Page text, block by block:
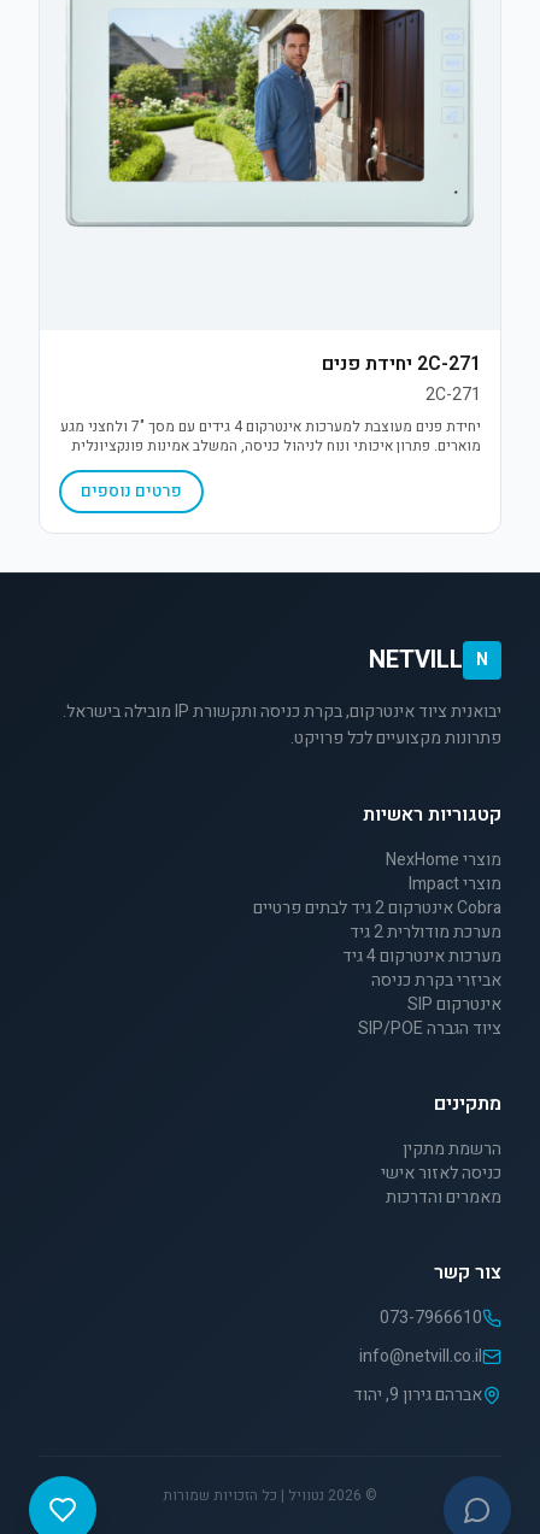
2C-271 יחידת פנים
2C-271
יחידת פנים מעוצבת למערכות אינטרקום 4 גידים עם מסך "7 ולחצני מגע
מוארים. פתרון איכותי ונוח לניהול כניסה, המשלב אמינות פונקציונלית
פרטים נוספים
N
NETVILL
יבואנית ציוד אינטרקום, בקרת כניסה ותקשורת IP מובילה בישראל.
פתרונות מקצועיים לכל פרויקט.
קטגוריות ראשיות
מוצרי NexHome
מוצרי Impact
Cobra אינטרקום 2 גיד לבתים פרטיים
מערכת מודולרית 2 גיד
מערכות אינטרקום 4 גיד
אביזרי בקרת כניסה
אינטרקום SIP
ציוד הגברה SIP/POE
מתקינים
הרשמת מתקין
כניסה לאזור אישי
מאמרים והדרכות
צור קשר
073-7966610
info@netvill.co.il
אברהם גירון 9, יהוד
©
2026 נטוויל | כל הזכויות שמורות